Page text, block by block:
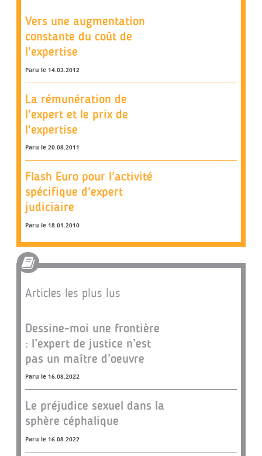
Vers une augmentation
constante du coût de
l'expertise
Paru le 14.03.2012
La rémunération de
l'expert et le prix de
l'expertise
Paru le 20.08.2011
Flash Euro pour l'activité
spécifique d'expert
judiciaire
Paru le 18.01.2010
Articles les plus lus
Dessine-moi une frontière
: l’expert de justice n’est
pas un maître d’oeuvre
Paru le 16.08.2022
Le préjudice sexuel dans la
sphère céphalique
Paru le 16.08.2022